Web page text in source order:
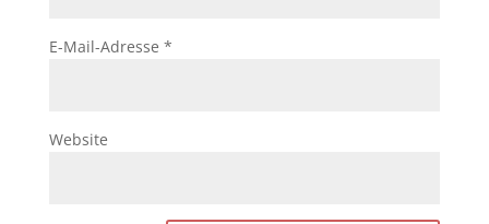
E-Mail-Adresse *
Website